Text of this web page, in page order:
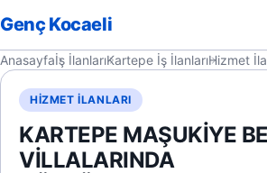
Genç Kocaeli
Anasayfaİş İlanlarıKartepe İş İlanlarıHizmet
HIZMET İLANLARI
KARTEPE MAŞUKİYE
VİLLALARINDA